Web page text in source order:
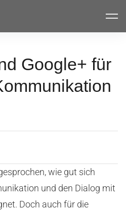
Google+ für
wie gut sich
und den Dialog mit
Doch auch für die